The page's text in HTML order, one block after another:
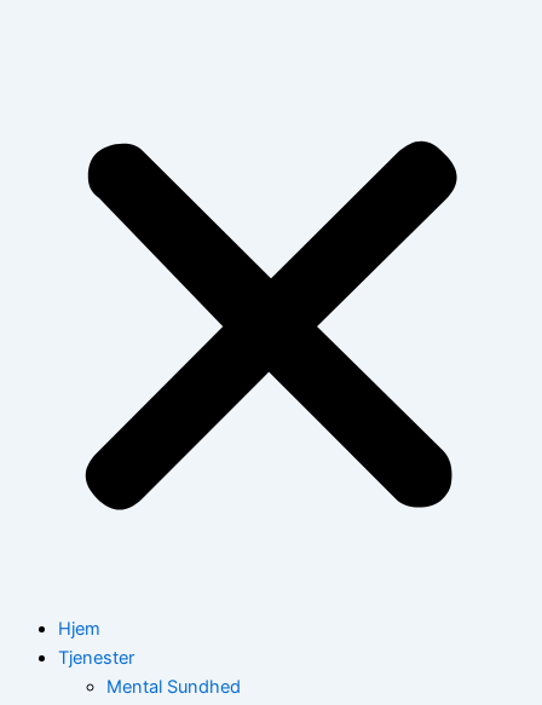
Hjem
Tjenester
Mental Sundhed